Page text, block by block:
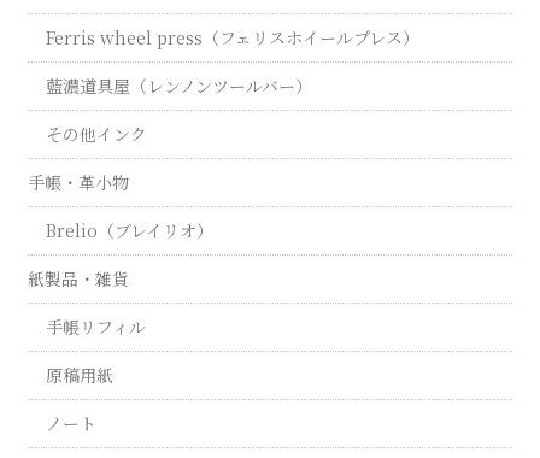
Ferris wheel press（フェリスホイールプレス）
藍濃道具屋（レンノンツールバー）
その他インク
手帳・革小物
Brelio（ブレイリオ）
紙製品・雑貨
手帳リフィル
原稿用紙
ノート